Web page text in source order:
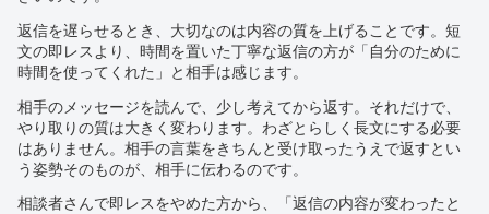
返信を遅らせるとき、大切なのは内容の質を上げることです。短
文の即レスより、時間を置いた丁寧な返信の方が「自分のために
時間を使ってくれた」と相手は感じます。
相手のメッセージを読んで、少し考えてから返す。それだけで、
やり取りの質は大きく変わります。わざとらしく長文にする必要
はありません。相手の言葉をきちんと受け取ったうえで返すとい
う姿勢そのものが、相手に伝わるのです。
相談者さんで即レスをやめた方から、「返信の内容が変わったと